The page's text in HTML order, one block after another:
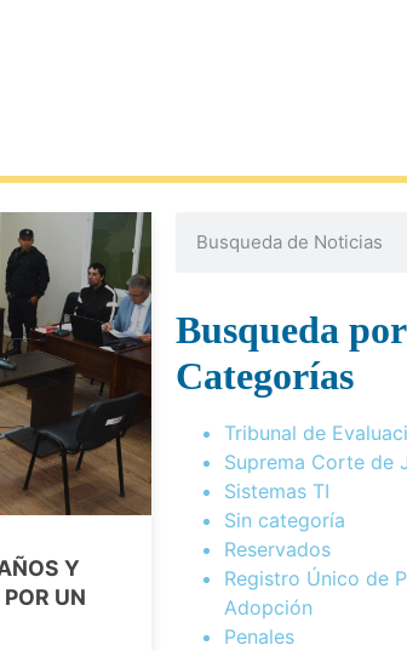
Y
UN
Busqueda por
Categorías
Tribunal de
Suprema Corte de
Sistemas TI
Sin categoría
Reservados
Registro Único de
Adopción
Penales